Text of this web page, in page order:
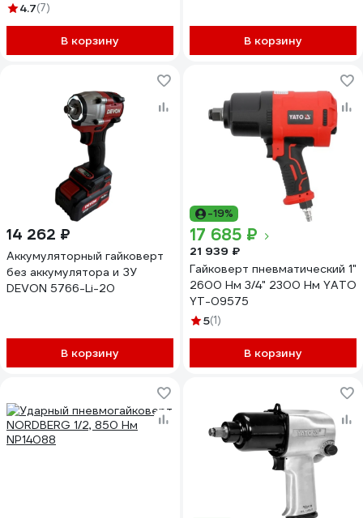
4.7(7)
В корзину В корзину
14 262 ₽
Аккумуляторный гайковерт
без аккумулятора и ЗУ
DEVON 5766-Li-20
В корзину
-19%
17 685 ₽
21 939 ₽
Гайковерт пневматический 1"
2600 Нм 3/4" 2300 Нм YATO
YT-09575
5(1)
В корзину